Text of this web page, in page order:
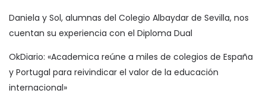
Daniela y Sol, alumnas del Colegio Albaydar de Sevilla, nos
cuentan su experiencia con el Diploma Dual
OkDiario: «Academica reúne a miles de colegios de España
y Portugal para reivindicar el valor de la educación
internacional»